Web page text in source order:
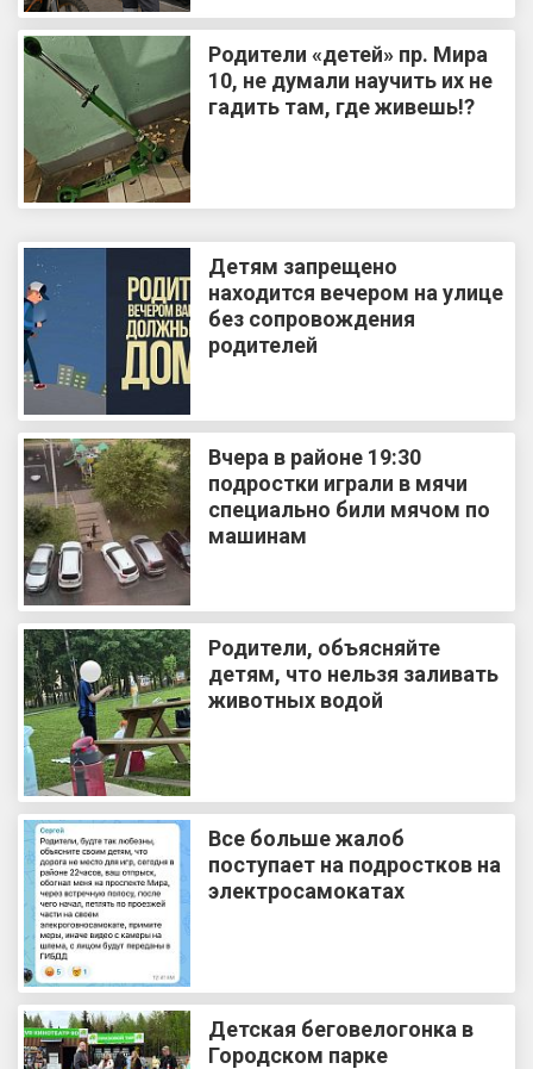
Родители «детей» пр. Мира
10, не думали научить их не
гадить там, где живешь!?
Детям запрещено
находится вечером на улице
без сопровождения
родителей
Вчера в районе 19:30
подростки играли в мячи
специально били мячом по
машинам
Родители, объясняйте
детям, что нельзя заливать
животных водой
Все больше жалоб
поступает на подростков на
электросамокатах
Детская беговелогонка в
Городском парке